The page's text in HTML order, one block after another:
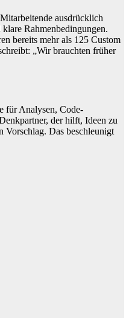
ausdrücklich
Rahmenbedingungen.
bereits mehr als 125 Custom
„Wir brauchten früher
für Analysen, Code-
der hilft, Ideen zu
Vorschlag. Das beschleunigt